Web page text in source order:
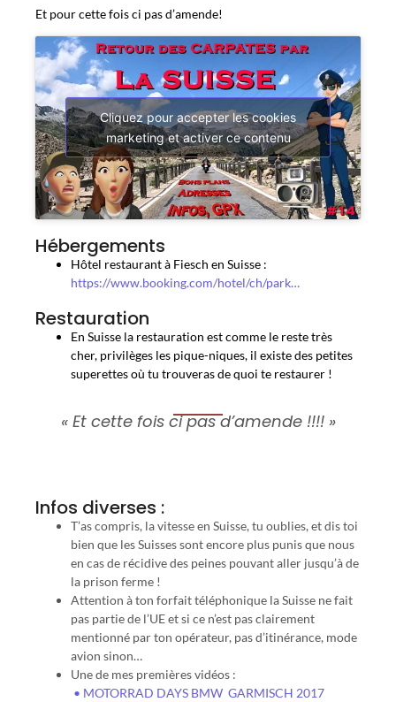
Et pour cette fois ci pas d’amende!
Cliquez pour accepter les cookies
marketing et activer ce contenu
Hébergements
Hôtel restaurant à Fiesch en Suisse :
https://www.booking.com/hotel/ch/park…
Restauration
En Suisse la restauration est comme le reste très
cher, privilèges les pique-niques, il existe des petites
superettes où tu trouveras de quoi te restaurer !
« Et cette fois ci pas d’amende !!!! »
Infos diverses :
T’as compris, la vitesse en Suisse, tu oublies, et dis toi
bien que les Suisses sont encore plus punis que nous
en cas de récidive des peines pouvant aller jusqu’à de
la prison ferme !
Attention à ton forfait téléphonique la Suisse ne fait
pas partie de l’UE et si ce n’est pas clairement
mentionné par ton opérateur, pas d’itinérance, mode
avion sinon…
Une de mes premières vidéos :
• MOTORRAD DAYS BMW GARMISCH 2017